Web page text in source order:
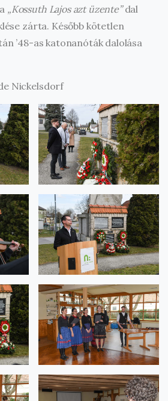
„Kossuth Lajos azt üzente”dal
zárta. Később kötetlen
’48-as katonanóták dalolása
Nickelsdorf